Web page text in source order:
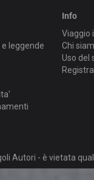
leggende
Info
Viaggio
Chi
Uso del
Autori - è vietata